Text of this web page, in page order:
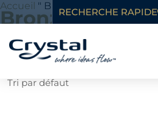
content
Skip
to
RECHERCHE RAPIDE
Accueil " Bronze
Bronze
Afficher les 48 résultats